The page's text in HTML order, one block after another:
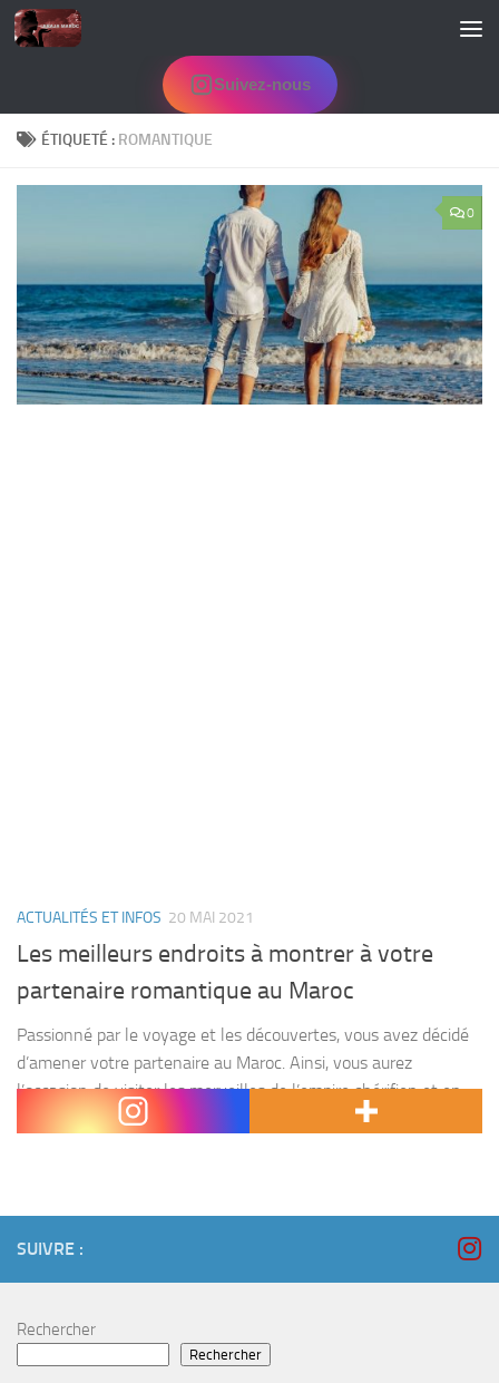
Skip to content
Suivez-nous
ÉTIQUETÉ : ROMANTIQUE
0
ACTUALITÉS ET INFOS 20 MAI 2021
Les meilleurs endroits à montrer à votre
partenaire romantique au Maroc
Passionné par le voyage et les découvertes, vous avez décidé
d’amener votre partenaire au Maroc. Ainsi, vous aurez
l’occasion de visiter les merveilles de l’empire chérifien et en
garder de bons souvenirs. Mais pour...
SUIVRE :
Rechercher
Rechercher